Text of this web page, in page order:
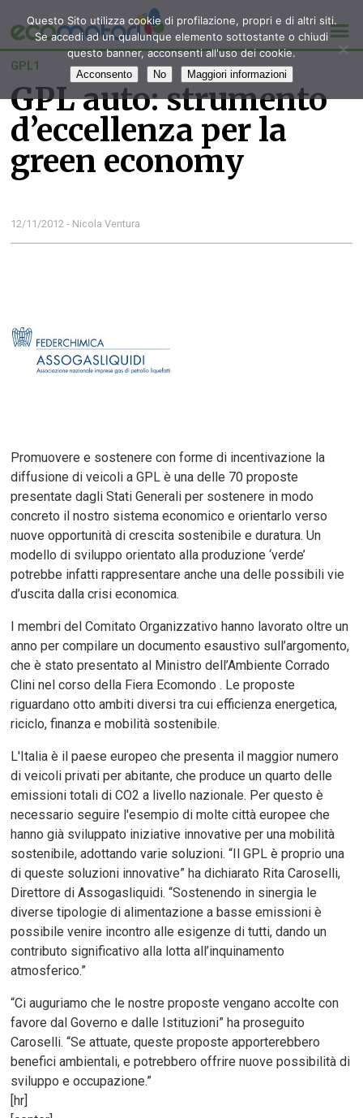
GPL1
GPL auto: strumento
d’eccellenza per la
green economy
12/11/2012 - Nicola Ventura
Promuovere e sostenere con forme di incentivazione la
diffusione di veicoli a GPL è una delle 70 proposte
presentate dagli Stati Generali per sostenere in modo
concreto il nostro sistema economico e orientarlo verso
nuove opportunità di crescita sostenibile e duratura. Un
modello di sviluppo orientato alla produzione ‘verde’
potrebbe infatti rappresentare anche una delle possibili vie
d’uscita dalla crisi economica.
I membri del Comitato Organizzativo hanno lavorato oltre un
anno per compilare un documento esaustivo sull’argomento,
che è stato presentato al Ministro dell’Ambiente Corrado
Clini nel corso della Fiera Ecomondo . Le proposte
riguardano otto ambiti diversi tra cui efficienza energetica,
riciclo, finanza e mobilità sostenibile.
L'Italia è il paese europeo che presenta il maggior numero
di veicoli privati per abitante, che produce un quarto delle
emissioni totali di CO2 a livello nazionale. Per questo è
necessario seguire l'esempio di molte città europee che
hanno già sviluppato iniziative innovative per una mobilità
sostenibile, adottando varie soluzioni. “Il GPL è proprio una
di queste soluzioni innovative” ha dichiarato Rita Caroselli,
Direttore di Assogasliquidi. “Sostenendo in sinergia le
diverse tipologie di alimentazione a basse emissioni è
possibile venire incontro alle esigenze di tutti, dando un
contributo significativo alla lotta all’inquinamento
atmosferico.”
“Ci auguriamo che le nostre proposte vengano accolte con
favore dal Governo e dalle Istituzioni” ha proseguito
Caroselli. “Se attuate, queste proposte apporterebbero
benefici ambientali, e potrebbero offrire nuove possibilità di
sviluppo e occupazione.”
[hr]
Questo Sito utilizza cookie di profilazione, propri e di altri siti.
Se accedi ad un qualunque elemento sottostante o chiudi
questo banner, acconsenti all'uso dei cookie.
Acconsento No Maggiori informazioni